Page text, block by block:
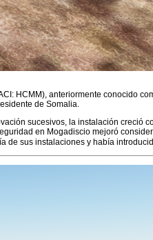
de Somalia.
sucesivos, la instalación creció
en Mogadiscio mejoró
de sus instalaciones y había